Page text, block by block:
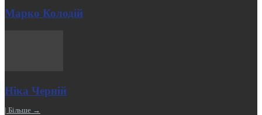
Марко Колодій
Ніка Черній
| Більше →